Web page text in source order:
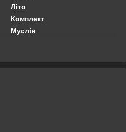
Літо
Комплект
Муслін